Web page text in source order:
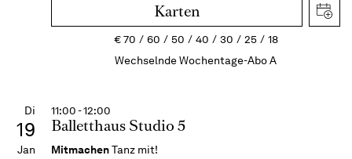
Karten
€70 60 50 40 30 25
18
Wechselnde Wochentage-Abo A
Di
19
Jan
11:00 - 12:00
Balletthaus Studio 5
MitmachenTanz mit!